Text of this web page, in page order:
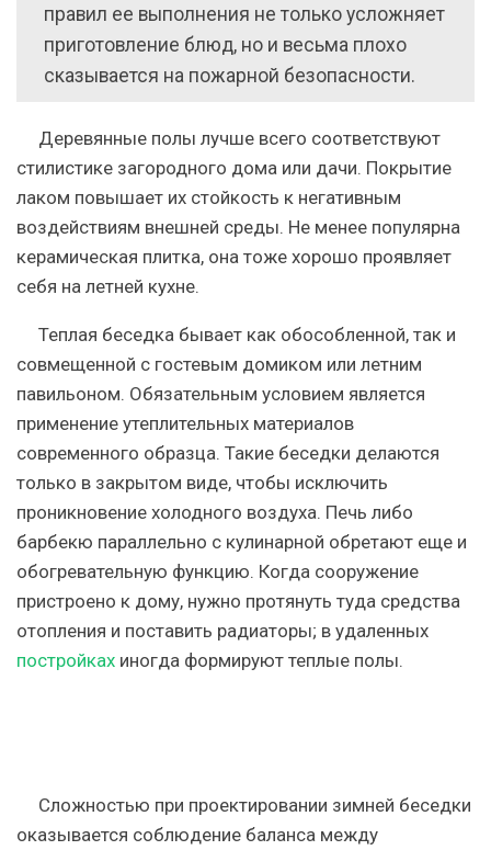
правил ее выполнения не только усложняет
приготовление блюд, но и весьма плохо
сказывается на пожарной безопасности.
Деревянные полы лучше всего соответствуют
стилистике загородного дома или дачи. Покрытие
лаком повышает их стойкость к негативным
воздействиям внешней среды. Не менее популярна
керамическая плитка, она тоже хорошо проявляет
себя на летней кухне.
Теплая беседка бывает как обособленной, так и
совмещенной с гостевым домиком или летним
павильоном. Обязательным условием является
применение утеплительных материалов
современного образца. Такие беседки делаются
только в закрытом виде, чтобы исключить
проникновение холодного воздуха. Печь либо
барбекю параллельно с кулинарной обретают еще и
обогревательную функцию. Когда сооружение
пристроено к дому, нужно протянуть туда средства
отопления и поставить радиаторы; в удаленных
постройках иногда формируют теплые полы.
Сложностью при проектировании зимней беседки
оказывается соблюдение баланса между